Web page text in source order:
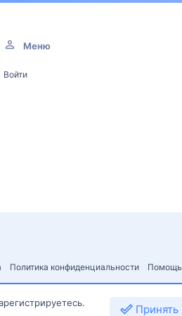
Меню
Войти
Политика конфиденциальности Помощь
Принять